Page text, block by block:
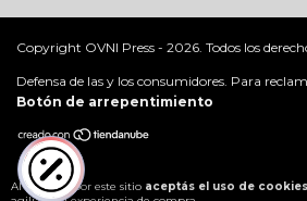
Al navegar por este sitio aceptás el uso de cookies
Copyright OVNI Press - 2026. Todos los
Defensa de las y los consumidores. Para
Botón de arrepentimiento